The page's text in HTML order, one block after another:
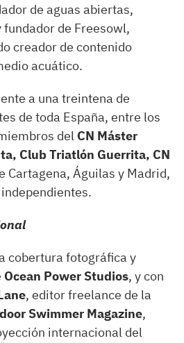
de aguas abiertas,
de Freesowl,
creador de contenido
acuático.
a una treintena de
de toda España, entre los
del CN Máster
Club Triatlón Guerrita, CN
Cartagena, Águilas y Madrid,
cobertura fotográfica y
Ocean Power Studios, y con
, editor freelance de la
Swimmer Magazine,
internacional del